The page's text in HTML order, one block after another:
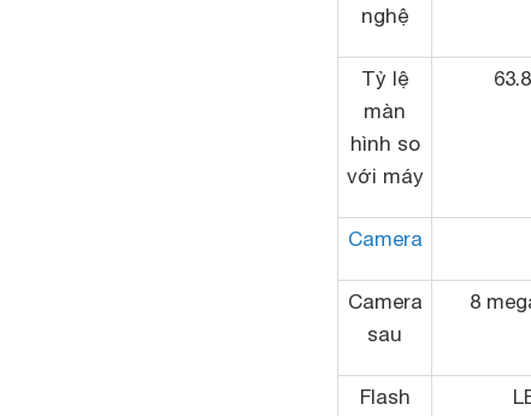
nghệ
Tỷ lệ
màn
hình so
với máy
Camera
Camera
sau
8
Flash